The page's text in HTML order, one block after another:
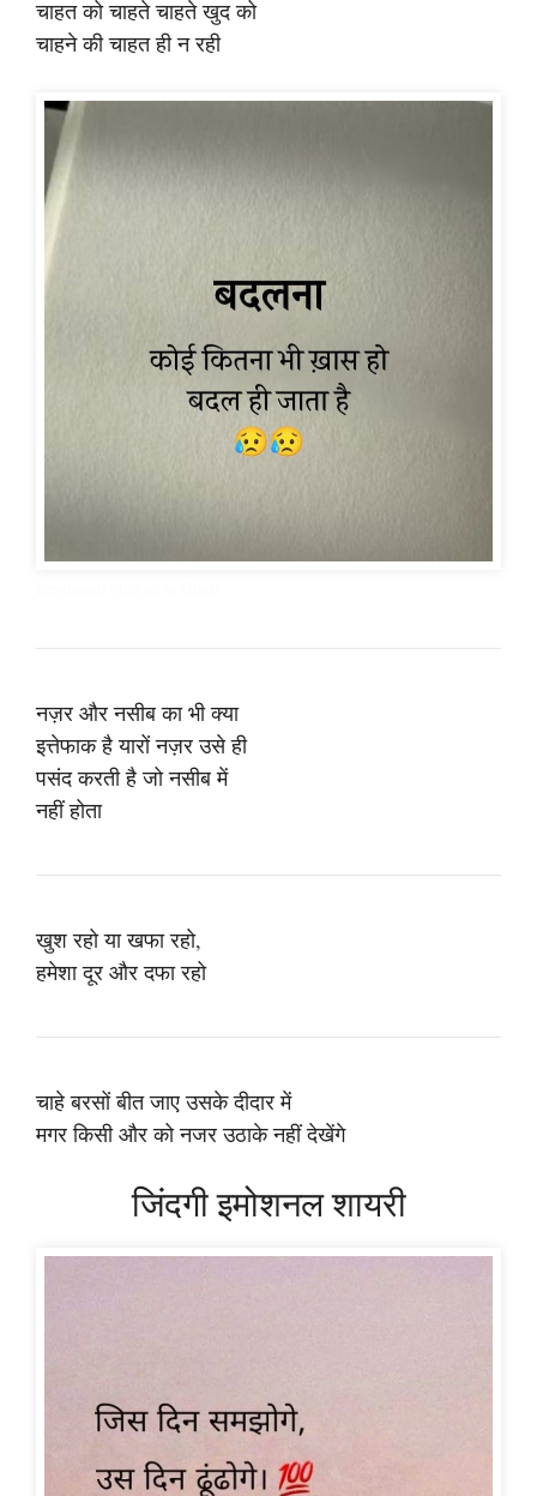
चाहत को चाहते चाहते खुद को
चाहने की चाहत ही न रही
नज़र और नसीब का भी क्या
इत्तेफाक है यारों नज़र उसे ही
पसंद करती है जो नसीब में
नहीं होता
खुश रहो या खफा रहो,
हमेशा दूर और दफा रहो
चाहे बरसों बीत जाए उसके दीदार में
मगर किसी और को नजर उठाके नहीं देखेंगे
जिंदगी इमोशनल शायरी